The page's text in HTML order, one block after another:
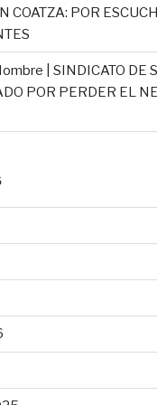
COATZA: POR
| SINDICATO DE
POR PERDER EL